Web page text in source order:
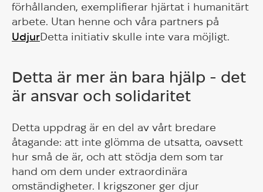
förhållanden, exemplifierar hjärtat i humanitärt
arbete. Utan henne och våra partners på
UdjurDetta initiativ skulle inte vara möjligt.
Detta är mer än bara hjälp - det
är ansvar och solidaritet
Detta uppdrag är en del av vårt bredare
åtagande: att inte glömma de utsatta, oavsett
hur små de är, och att stödja dem som tar
hand om dem under extraordinära
omständigheter. I krigszoner ger djur